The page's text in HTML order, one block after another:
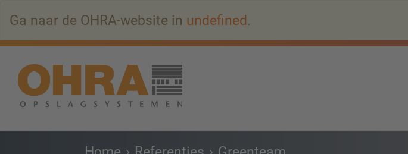
Ga naar de OHRA-website in undefined.